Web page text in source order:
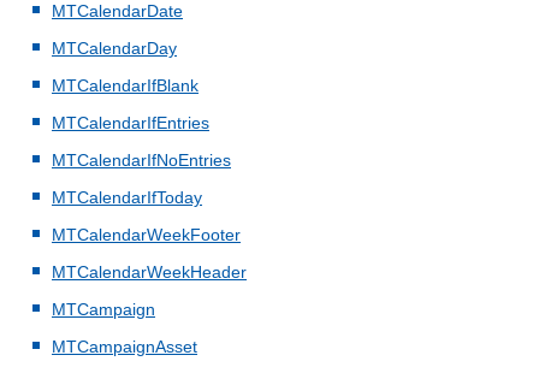
MTCalendarDate
MTCalendarDay
MTCalendarIfBlank
MTCalendarIfEntries
MTCalendarIfNoEntries
MTCalendarIfToday
MTCalendarWeekFooter
MTCalendarWeekHeader
MTCampaign
MTCampaignAsset